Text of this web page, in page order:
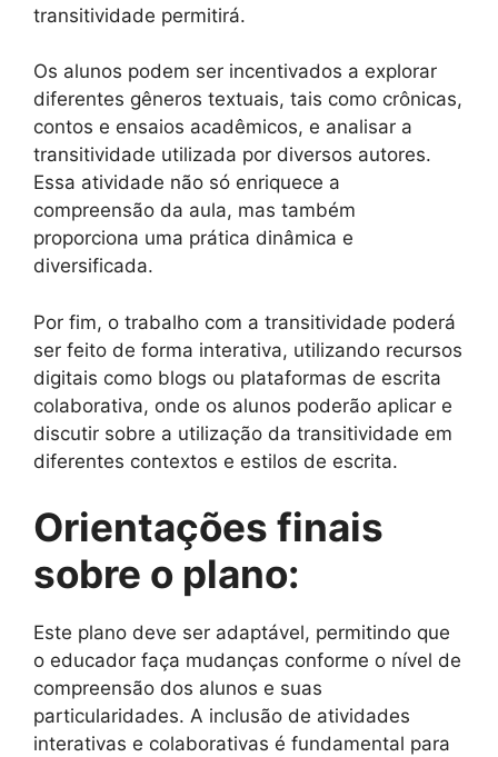
transitividade permitirá.
Os alunos podem ser incentivados a explorar
diferentes gêneros textuais, tais como crônicas,
contos e ensaios acadêmicos, e analisar a
transitividade utilizada por diversos autores.
Essa atividade não só enriquece a
compreensão da aula, mas também
proporciona uma prática dinâmica e
diversificada.
Por fim, o trabalho com a transitividade poderá
ser feito de forma interativa, utilizando recursos
digitais como blogs ou plataformas de escrita
colaborativa, onde os alunos poderão aplicar e
discutir sobre a utilização da transitividade em
diferentes contextos e estilos de escrita.
Orientações finais
sobre o plano:
Este plano deve ser adaptável, permitindo que
o educador faça mudanças conforme o nível de
compreensão dos alunos e suas
particularidades. A inclusão de atividades
interativas e colaborativas é fundamental para